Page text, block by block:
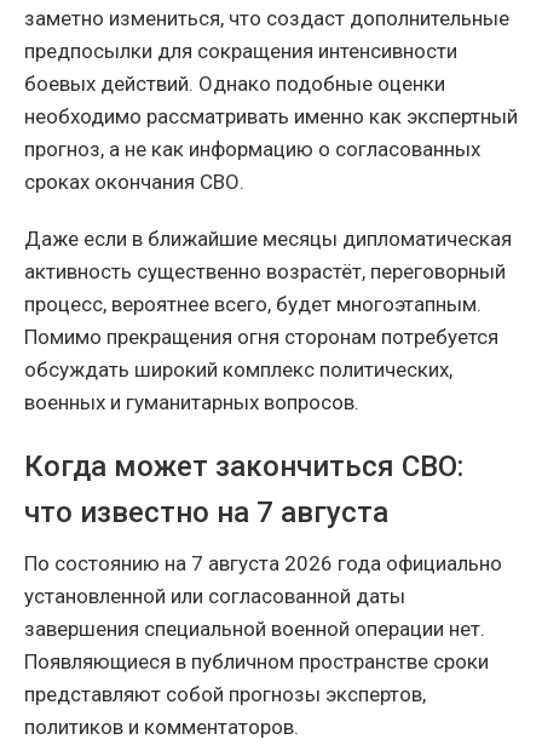
заметно измениться, что создаст дополнительные
предпосылки для сокращения интенсивности
боевых действий. Однако подобные оценки
необходимо рассматривать именно как экспертный
прогноз, а не как информацию о согласованных
сроках окончания СВО.
Даже если в ближайшие месяцы дипломатическая
активность существенно возрастёт, переговорный
процесс, вероятнее всего, будет многоэтапным.
Помимо прекращения огня сторонам потребуется
обсуждать широкий комплекс политических,
военных и гуманитарных вопросов.
Когда может закончиться СВО:
что известно на 7 августа
По состоянию на 7 августа 2026 года официально
установленной или согласованной даты
завершения специальной военной операции нет.
Появляющиеся в публичном пространстве сроки
представляют собой прогнозы экспертов,
политиков и комментаторов.